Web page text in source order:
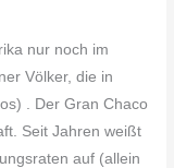
nur noch im
Völker, die in
. Der Gran Chaco
Seit Jahren weißt
auf (allein